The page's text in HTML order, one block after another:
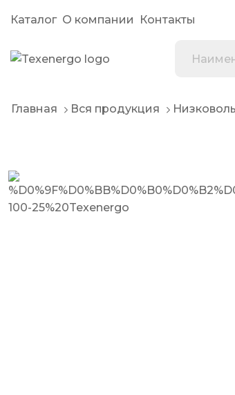
Каталог О компании Контакты
Главная Вся продукция